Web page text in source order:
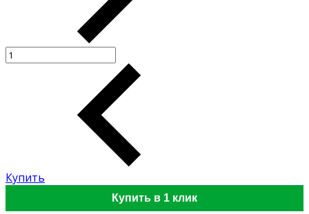
Купить
Купить в 1 клик